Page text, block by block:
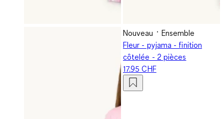
Nouveau
Ensemble
Fleur - pyjama - finition
côtelée - 2 pièces
17.95 CHF